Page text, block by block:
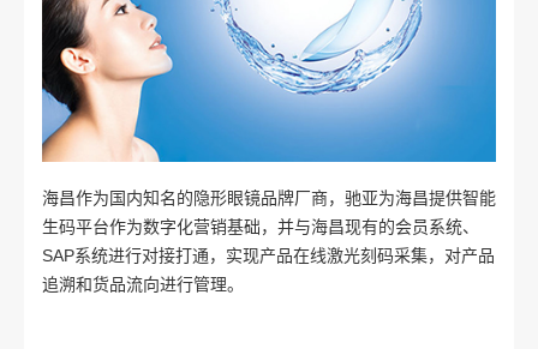
海昌作为国内知名的隐形眼镜品牌厂商，驰亚为海昌提供智能
生码平台作为数字化营销基础，并与海昌现有的会员系统、
SAP系统进行对接打通，实现产品在线激光刻码采集，对产品
追溯和货品流向进行管理。